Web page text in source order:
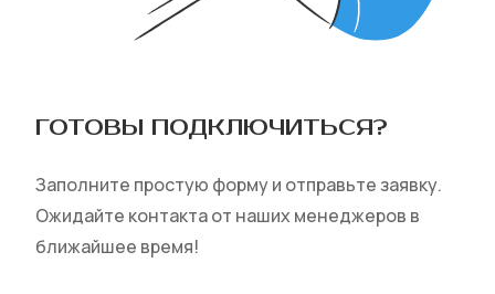
ГОТОВЫ ПОДКЛЮЧИТЬСЯ‎?
Заполните простую форму и отправьте заявку.
Ожидайте контакта от наших менеджеров в
ближайшее время!